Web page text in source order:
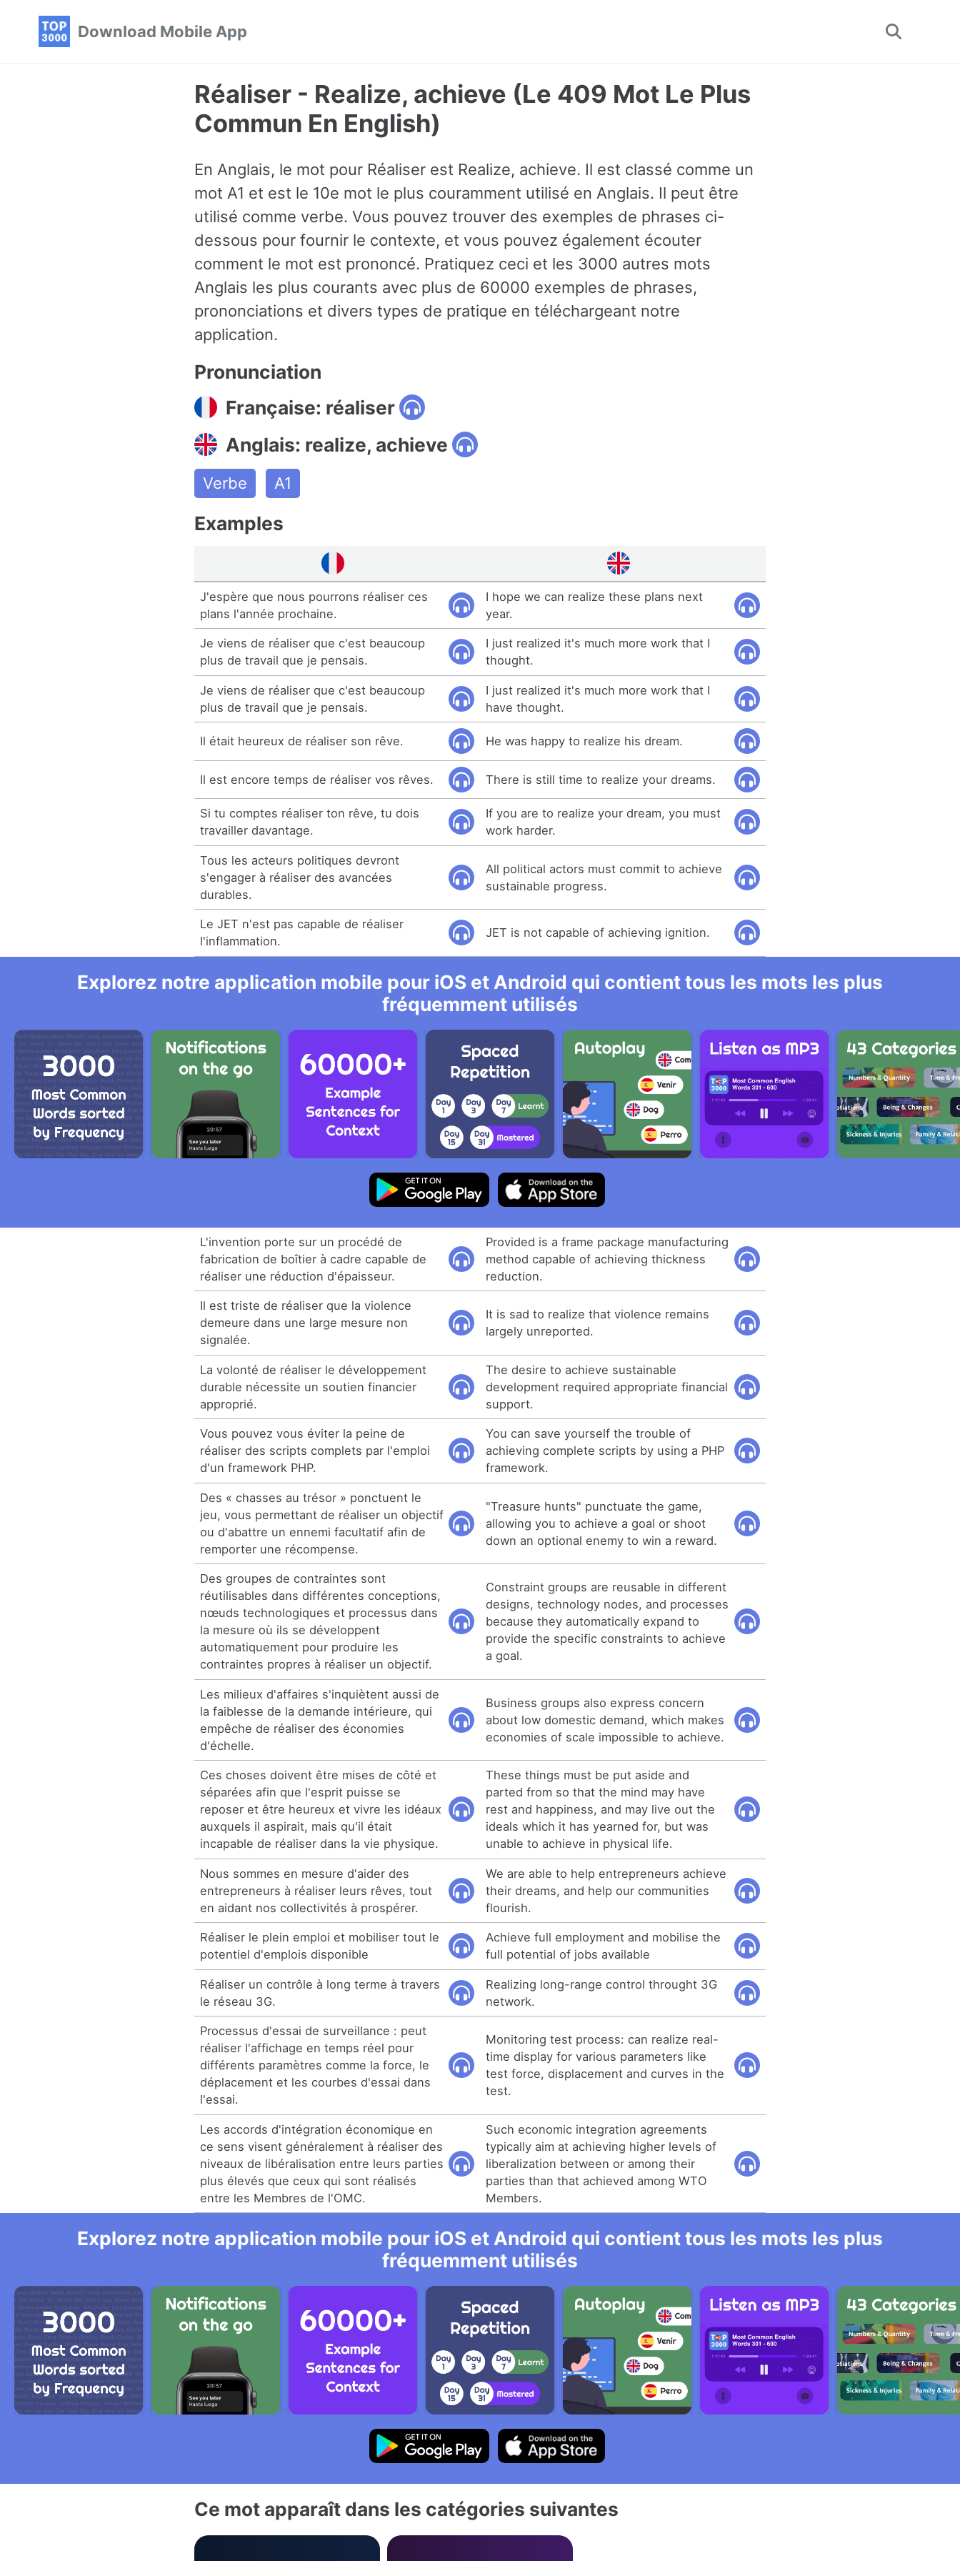
Download Mobile App
Toggle
Réaliser - Realize, achieve (Le 409 Mot Le Plus
Commun En English)
En Anglais, le mot pour Réaliser est Realize, achieve. Il est classé comme un
mot A1 et est le 10e mot le plus couramment utilisé en Anglais. Il peut être
utilisé comme verbe. Vous pouvez trouver des exemples de phrases ci-
dessous pour fournir le contexte, et vous pouvez également écouter
comment le mot est prononcé. Pratiquez ceci et les 3000 autres mots
Anglais les plus courants avec plus de 60000 exemples de phrases,
prononciations et divers types de pratique en téléchargeant notre
application.
Pronunciation
Française: réaliser
Anglais: realize, achieve
Verbe A1
Examples
J'espère que nous pourrons réaliser ces
plans l'année prochaine.
I hope we can realize these plans next
year.
Je viens de réaliser que c'est beaucoup
plus de travail que je pensais.
I just realized it's much more work that I
thought.
Je viens de réaliser que c'est beaucoup
plus de travail que je pensais.
I just realized it's much more work that I
have thought.
Il était heureux de réaliser son rêve. He was happy to realize his dream.
Il est encore temps de réaliser vos rêves. There is still time to realize your dreams.
Si tu comptes réaliser ton rêve, tu dois
travailler davantage.
If you are to realize your dream, you must
work harder.
Tous les acteurs politiques devront
s'engager à réaliser des avancées
durables.
All political actors must commit to achieve
sustainable progress.
Le JET n'est pas capable de réaliser
l'inflammation.
JET is not capable of achieving ignition.
Explorez notre application mobile pour iOS et Android qui contient tous les mots les plus
fréquemment utilisés
L'invention porte sur un procédé de
fabrication de boîtier à cadre capable de
réaliser une réduction d'épaisseur.
Provided is a frame package manufacturing
method capable of achieving thickness
reduction.
Il est triste de réaliser que la violence
demeure dans une large mesure non
signalée.
It is sad to realize that violence remains
largely unreported.
La volonté de réaliser le développement
durable nécessite un soutien financier
approprié.
The desire to achieve sustainable
development required appropriate financial
support.
Vous pouvez vous éviter la peine de
réaliser des scripts complets par l'emploi
d'un framework PHP.
You can save yourself the trouble of
achieving complete scripts by using a PHP
framework.
Des « chasses au trésor » ponctuent le
jeu, vous permettant de réaliser un objectif
ou d'abattre un ennemi facultatif afin de
remporter une récompense.
"Treasure hunts" punctuate the game,
allowing you to achieve a goal or shoot
down an optional enemy to win a reward.
Des groupes de contraintes sont
réutilisables dans différentes conceptions,
nœuds technologiques et processus dans
la mesure où ils se développent
automatiquement pour produire les
contraintes propres à réaliser un objectif.
Constraint groups are reusable in different
designs, technology nodes, and processes
because they automatically expand to
provide the specific constraints to achieve
a goal.
Les milieux d'affaires s'inquiètent aussi de
la faiblesse de la demande intérieure, qui
empêche de réaliser des économies
d'échelle.
Business groups also express concern
about low domestic demand, which makes
economies of scale impossible to achieve.
Ces choses doivent être mises de côté et
séparées afin que l'esprit puisse se
reposer et être heureux et vivre les idéaux
auxquels il aspirait, mais qu'il était
incapable de réaliser dans la vie physique.
These things must be put aside and
parted from so that the mind may have
rest and happiness, and may live out the
ideals which it has yearned for, but was
unable to achieve in physical life.
Nous sommes en mesure d'aider des
entrepreneurs à réaliser leurs rêves, tout
en aidant nos collectivités à prospérer.
We are able to help entrepreneurs achieve
their dreams, and help our communities
flourish.
Réaliser le plein emploi et mobiliser tout le
potentiel d'emplois disponible
Achieve full employment and mobilise the
full potential of jobs available
Réaliser un contrôle à long terme à travers
le réseau 3G.
Realizing long-range control throught 3G
network.
Processus d'essai de surveillance : peut
réaliser l'affichage en temps réel pour
différents paramètres comme la force, le
déplacement et les courbes d'essai dans
l'essai.
Monitoring test process: can realize real-
time display for various parameters like
test force, displacement and curves in the
test.
Les accords d'intégration économique en
ce sens visent généralement à réaliser des
niveaux de libéralisation entre leurs parties
plus élevés que ceux qui sont réalisés
entre les Membres de l'OMC.
Such economic integration agreements
typically aim at achieving higher levels of
liberalization between or among their
parties than that achieved among WTO
Members.
Explorez notre application mobile pour iOS et Android qui contient tous les mots les plus
fréquemment utilisés
Ce mot apparaît dans les catégories suivantes